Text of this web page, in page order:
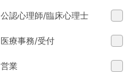
公認心理師/臨床心理士
医療事務/受付
営業